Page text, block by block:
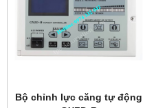
Bộ chỉnh lực căng tự động